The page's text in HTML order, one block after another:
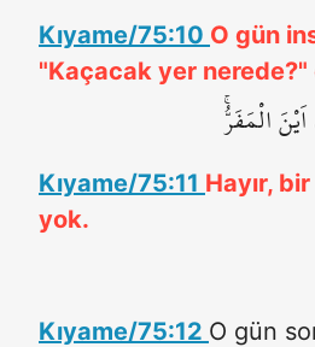
Kıyame/75:10 O gün
"Kaçacak yer nerede?"
الْمَفَرُّۚ
Kıyame/75:11 Hayır, bir
yok.
Kıyame/75:12 O gün